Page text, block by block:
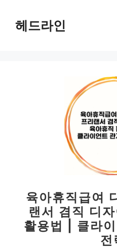
헤드라인
육아휴직급여
랜서 겸직 디
활용법 | 클라
전